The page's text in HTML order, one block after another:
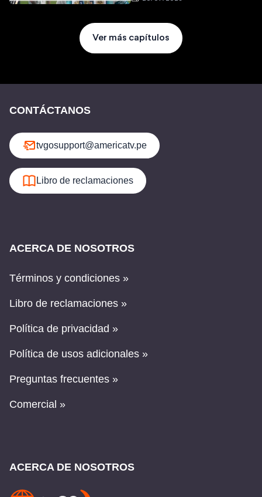
Ver más capítulos
CONTÁCTANOS
tvgosupport@americatv.pe
Libro de reclamaciones
ACERCA DE NOSOTROS
Términos y condiciones »
Libro de reclamaciones »
Política de privacidad »
Política de usos adicionales »
Preguntas frecuentes »
Comercial »
ACERCA DE NOSOTROS